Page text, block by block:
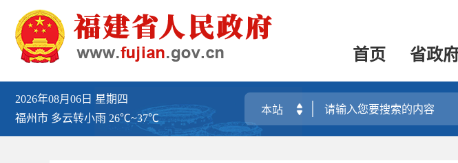
首页 省政
2026年08月06日 星期四
福州市 多云转小雨 26℃~37℃